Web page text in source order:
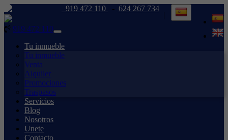
|
624 267 734
919 472 110 -
919 472 110
Toggle
navigation
Tu inmueble
Tu inmueble
Venta
Alquiler
Promociones
Traspasos
Servicios
Blog
Nosotros
Unete
Contacto